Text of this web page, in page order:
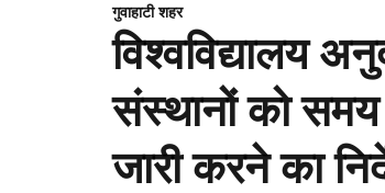
गुवाहाटी शहर
विश्वविद्यालय
संस्थानों को समय
जारी करने का